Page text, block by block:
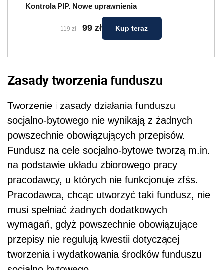
Kontrola PIP. Nowe uprawnienia
119 zł 99 zł Kup teraz
Zasady tworzenia funduszu
Tworzenie i zasady działania funduszu
socjalno-bytowego nie wynikają z żadnych
powszechnie obowiązujących przepisów.
Fundusz na cele socjalno-bytowe tworzą m.in.
na podstawie układu zbiorowego pracy
pracodawcy, u których nie funkcjonuje zfśs.
Pracodawca, chcąc utworzyć taki fundusz, nie
musi spełniać żadnych dodatkowych
wymagań, gdyż powszechnie obowiązujące
przepisy nie regulują kwestii dotyczącej
tworzenia i wydatkowania środków funduszu